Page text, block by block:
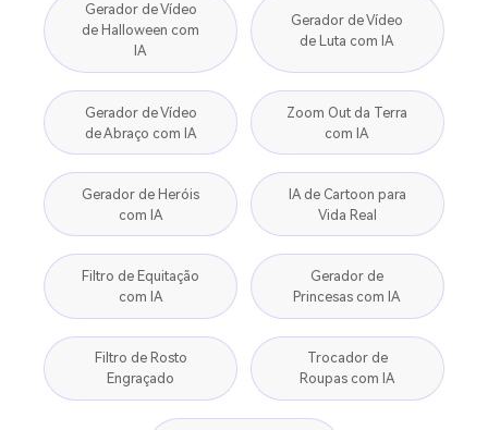
Gerador de Vídeo
de Halloween com
IA
Gerador de Vídeo
de Luta com IA
Gerador de Vídeo
de Abraço com IA
Zoom Out da Terra
com IA
Gerador de Heróis
com IA
IA de Cartoon para
Vida Real
Filtro de Equitação
com IA
Gerador de
Princesas com IA
Filtro de Rosto
Engraçado
Trocador de
Roupas com IA